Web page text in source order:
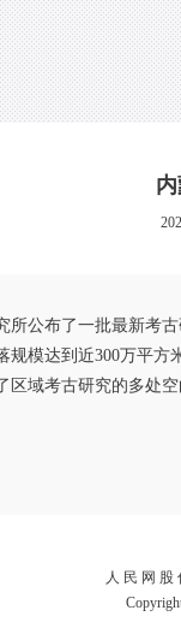
所公布了一批最新考
规模达到近300万平
域考古研究的多处空
人 民 网 股